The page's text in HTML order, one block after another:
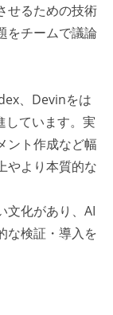
せるための技術
をチームで議論
、Devinをは
しています。実
ント作成など幅
やより本質的な
文化があり、AI
な検証・導入を